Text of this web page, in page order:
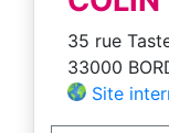
35 rue
33000
Site